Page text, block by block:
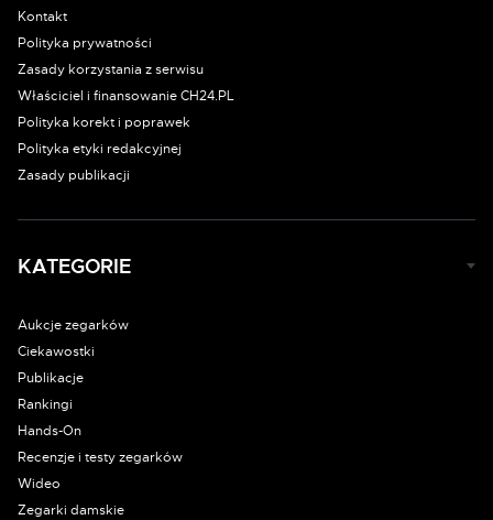
Kontakt
Polityka prywatności
Zasady korzystania z serwisu
Właściciel i finansowanie CH24.PL
Polityka korekt i poprawek
Polityka etyki redakcyjnej
Zasady publikacji
KATEGORIE
Aukcje zegarków
Ciekawostki
Publikacje
Rankingi
Hands-On
Recenzje i testy zegarków
Wideo
Zegarki damskie